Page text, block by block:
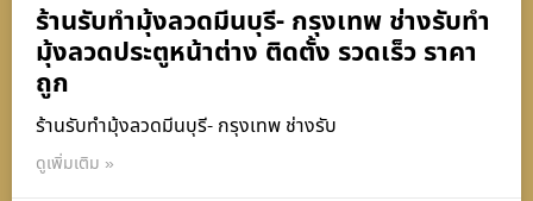
ร้านรับทำมุ้งลวดมีนบุรี- กรุงเทพ ช่างรับทำ
มุ้งลวดประตูหน้าต่าง ติดตั้ง รวดเร็ว ราคา
ถูก
ร้านรับทำมุ้งลวดมีนบุรี- กรุงเทพ ช่างรับ
ดูเพิ่มเติม »